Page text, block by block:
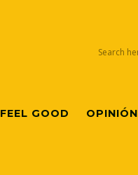
FEEL GOOD OPINIÓN